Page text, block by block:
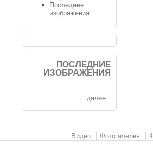
Последние
изображения
ПОСЛЕДНИЕ
ИЗОБРАЖЕНИЯ
далее
Видео Фотогалерея